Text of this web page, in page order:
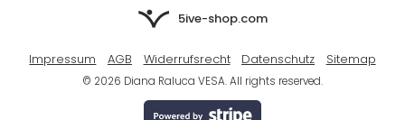
5ive-shop.com
Impressum AGB Widerrufsrecht Datenschutz Sitemap
© 2026 Diana Raluca VESA. All rights reserved.